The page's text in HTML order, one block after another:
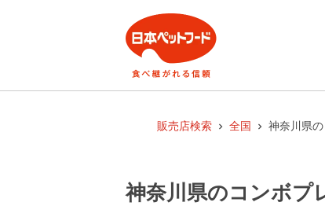
販売店検索 全国 神奈川県
神奈川県のコンボプ